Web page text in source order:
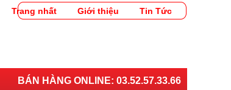
Trang nhất Giới thiệu Tin Tức
BÁN HÀNG ONLINE: 03.52.57.33.66